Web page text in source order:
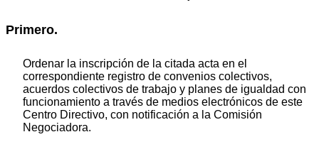
Primero.
Ordenar la inscripción de la citada acta en el
correspondiente registro de convenios colectivos,
acuerdos colectivos de trabajo y planes de igualdad con
funcionamiento a través de medios electrónicos de este
Centro Directivo, con notificación a la Comisión
Negociadora.